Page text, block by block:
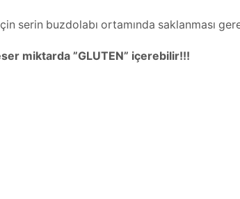
serin buzdolabı ortamında saklanması
miktarda ”GLUTEN” içerebilir!!!